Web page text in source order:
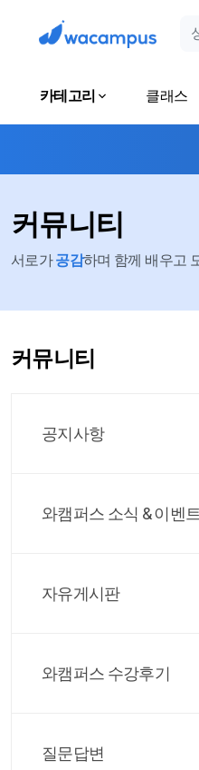
카테고리 클래스
커뮤니티
서로가공감하며 함께 배우고
커뮤니티
공지사항
와캠퍼스 소식 & 이벤
자유게시판
와캠퍼스 수강후기
질문답변